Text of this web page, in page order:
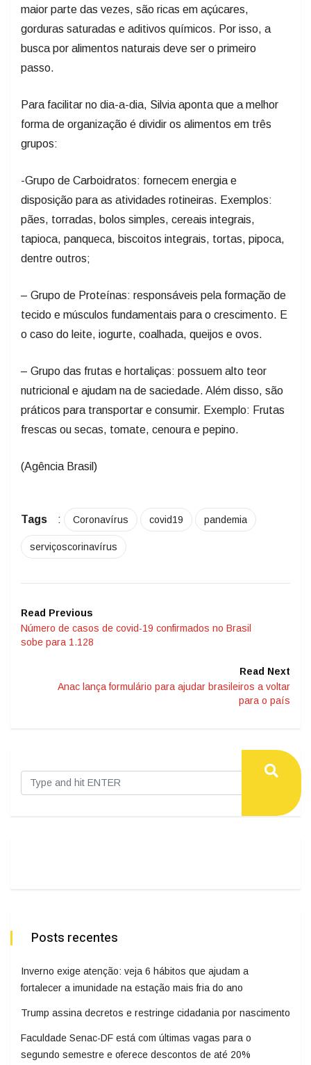
maior parte das vezes, são ricas em açúcares,
gorduras saturadas e aditivos químicos. Por isso, a
busca por alimentos naturais deve ser o primeiro
passo.
Para facilitar no dia-a-dia, Silvia aponta que a melhor
forma de organização é dividir os alimentos em três
grupos:
-Grupo de Carboidratos: fornecem energia e
disposição para as atividades rotineiras. Exemplos:
pães, torradas, bolos simples, cereais integrais,
tapioca, panqueca, biscoitos integrais, tortas, pipoca,
dentre outros;
– Grupo de Proteínas: responsáveis pela formação de
tecido e músculos fundamentais para o crescimento. E
o caso do leite, iogurte, coalhada, queijos e ovos.
– Grupo das frutas e hortaliças: possuem alto teor
nutricional e ajudam na de saciedade. Além disso, são
práticos para transportar e consumir. Exemplo: Frutas
frescas ou secas, tomate, cenoura e pepino.
(Agência Brasil)
Tags : Coronavírus covid19 pandemia
serviçoscorinavírus
Read Previous
Número de casos de covid-19 confirmados no Brasil
sobe para 1.128
Read Next
Anac lança formulário para ajudar brasileiros a voltar
para o país
Posts recentes
Inverno exige atenção: veja 6 hábitos que ajudam a
fortalecer a imunidade na estação mais fria do ano
Trump assina decretos e restringe cidadania por nascimento
Faculdade Senac-DF está com últimas vagas para o
segundo semestre e oferece descontos de até 20%